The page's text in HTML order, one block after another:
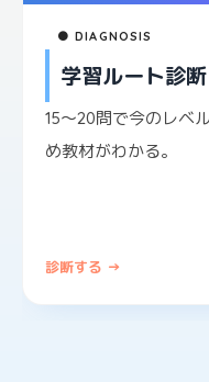
● DIAGNOSIS
学習ルート診断
15〜20問で今のレベ
め教材がわかる。
診断する →